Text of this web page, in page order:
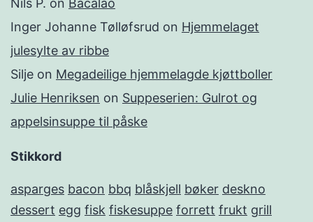
Nils P. on Bacalao
Inger Johanne Tølløfsrud on Hjemmelaget
julesylte av ribbe
Silje on Megadeilige hjemmelagde kjøttboller
Julie Henriksen on Suppeserien: Gulrot og
appelsinsuppe til påske
Stikkord
asparges bacon bbq blåskjell bøker deskno
dessert egg fisk fiskesuppe forrett frukt grill